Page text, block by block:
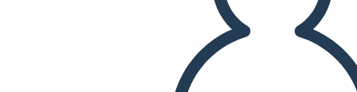
LUE MINULLE